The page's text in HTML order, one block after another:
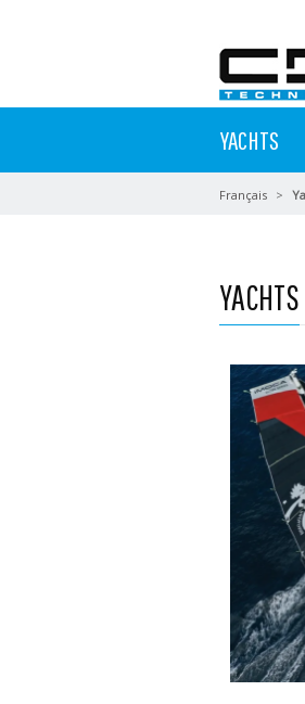
YACHTS
Français
YACHTS